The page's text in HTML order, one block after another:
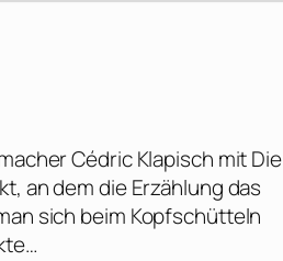
Cédric Klapisch mit Die
an dem die Erzählung das
sich beim Kopfschütteln